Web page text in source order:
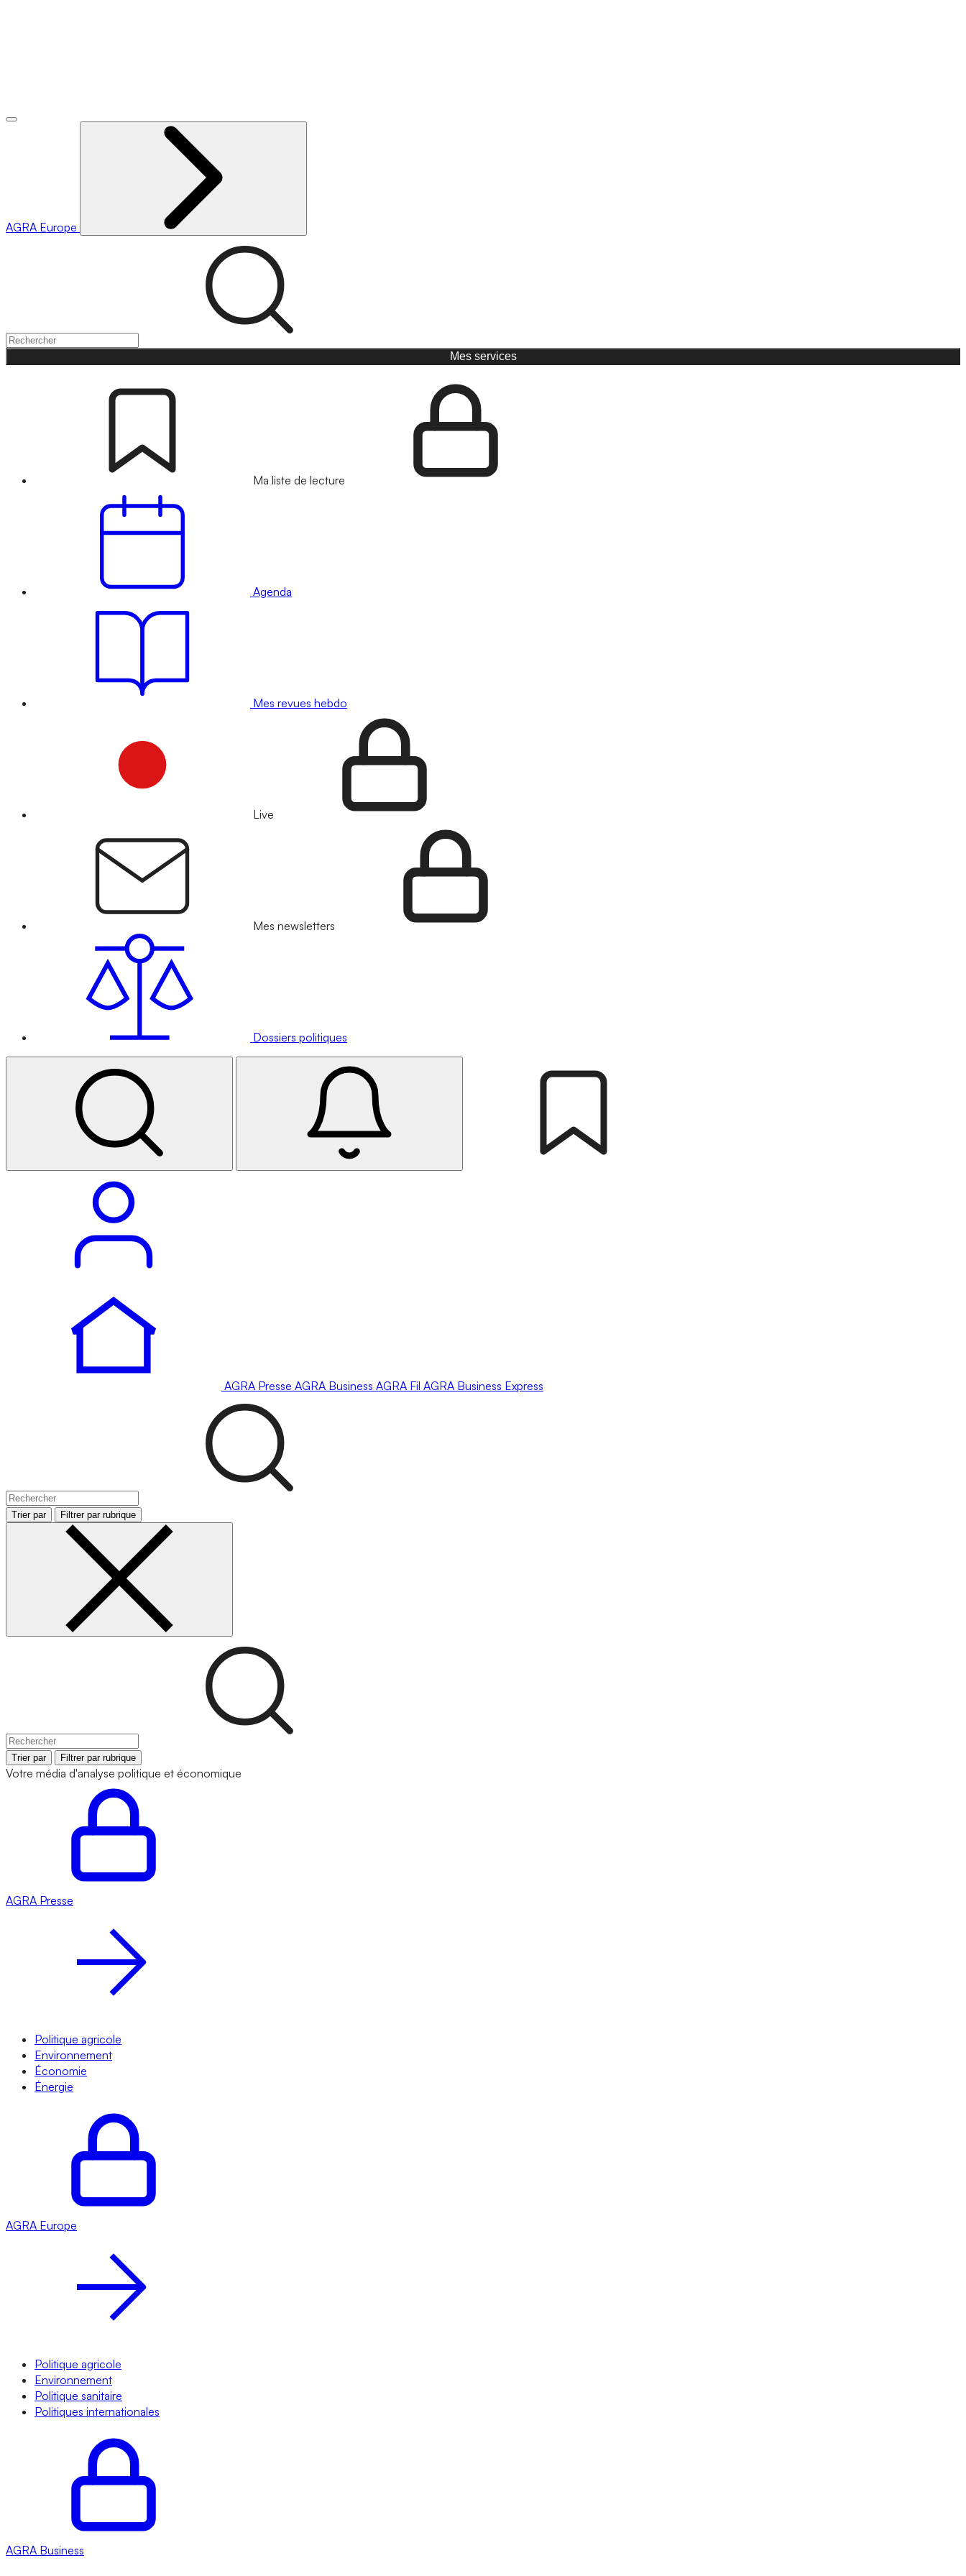
AGRA Europe
Mes services
Ma liste de lecture
Agenda
Mes revues hebdo
Live
Mes newsletters
Dossiers politiques
AGRA Presse AGRA Business AGRA Fil AGRA Business Express
Trier par Filtrer par rubrique
Trier par Filtrer par rubrique
Votre média d'analyse politique et économique
AGRA Presse
Politique agricole
Environnement
Économie
Énergie
AGRA Europe
Politique agricole
Environnement
Politique sanitaire
Politiques internationales
AGRA Business